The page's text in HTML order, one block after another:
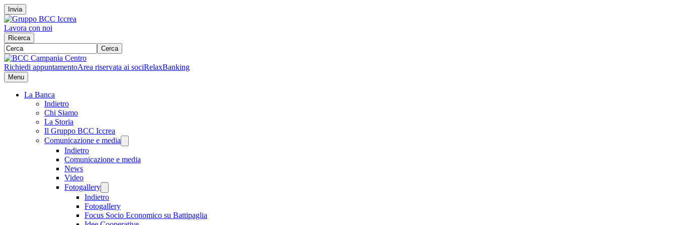
Invia
Lavora con noi
Ricerca
Cerca
Richiedi appuntamentoArea riservata ai sociRelaxBanking
Menu
La Banca
Indietro
Chi Siamo
La Storia
Il Gruppo BCC Iccrea
Comunicazione e media
Indietro
Comunicazione e media
News
Video
Fotogallery
Indietro
Fotogallery
Focus Socio Economico su Battipaglia